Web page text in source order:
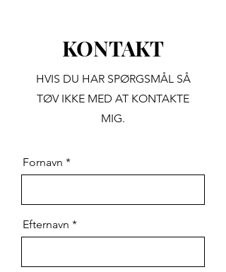
KONTAKT
HVIS DU HAR SPØRGSMÅL SÅ
TØV IKKE MED AT KONTAKTE
MIG.
Fornavn
Efternavn